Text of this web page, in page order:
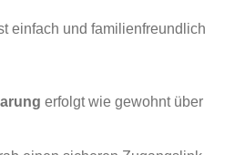
einfach und familienfreundlich
erfolgt wie gewohnt über